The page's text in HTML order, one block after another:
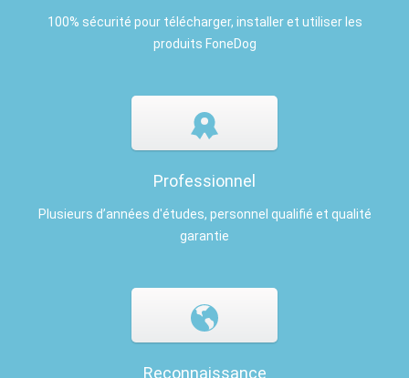
100% sécurité pour télécharger, installer et utiliser les
produits FoneDog
Professionnel
Plusieurs d’années d'études, personnel qualifié et qualité
garantie
Reconnaissance